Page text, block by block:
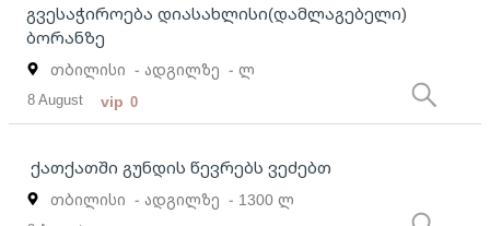
გვესაჭიროება დიასახლისი(დამლაგებელი)
ბორანზე
თბილისი - ადგილზე - ლ
8 August vip 0
ქათქათში გუნდის წევრებს ვეძებთ
თბილისი - ადგილზე - 1300 ლ